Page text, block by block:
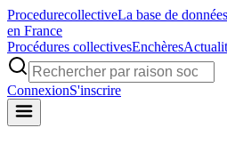
ProcedurecollectiveLa base de
en France
Procédures collectivesEnchères
ConnexionS'inscrire